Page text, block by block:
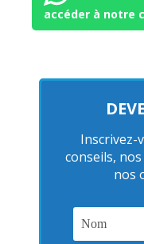
accéder à notre
Inscrivez-
conseils,
nos